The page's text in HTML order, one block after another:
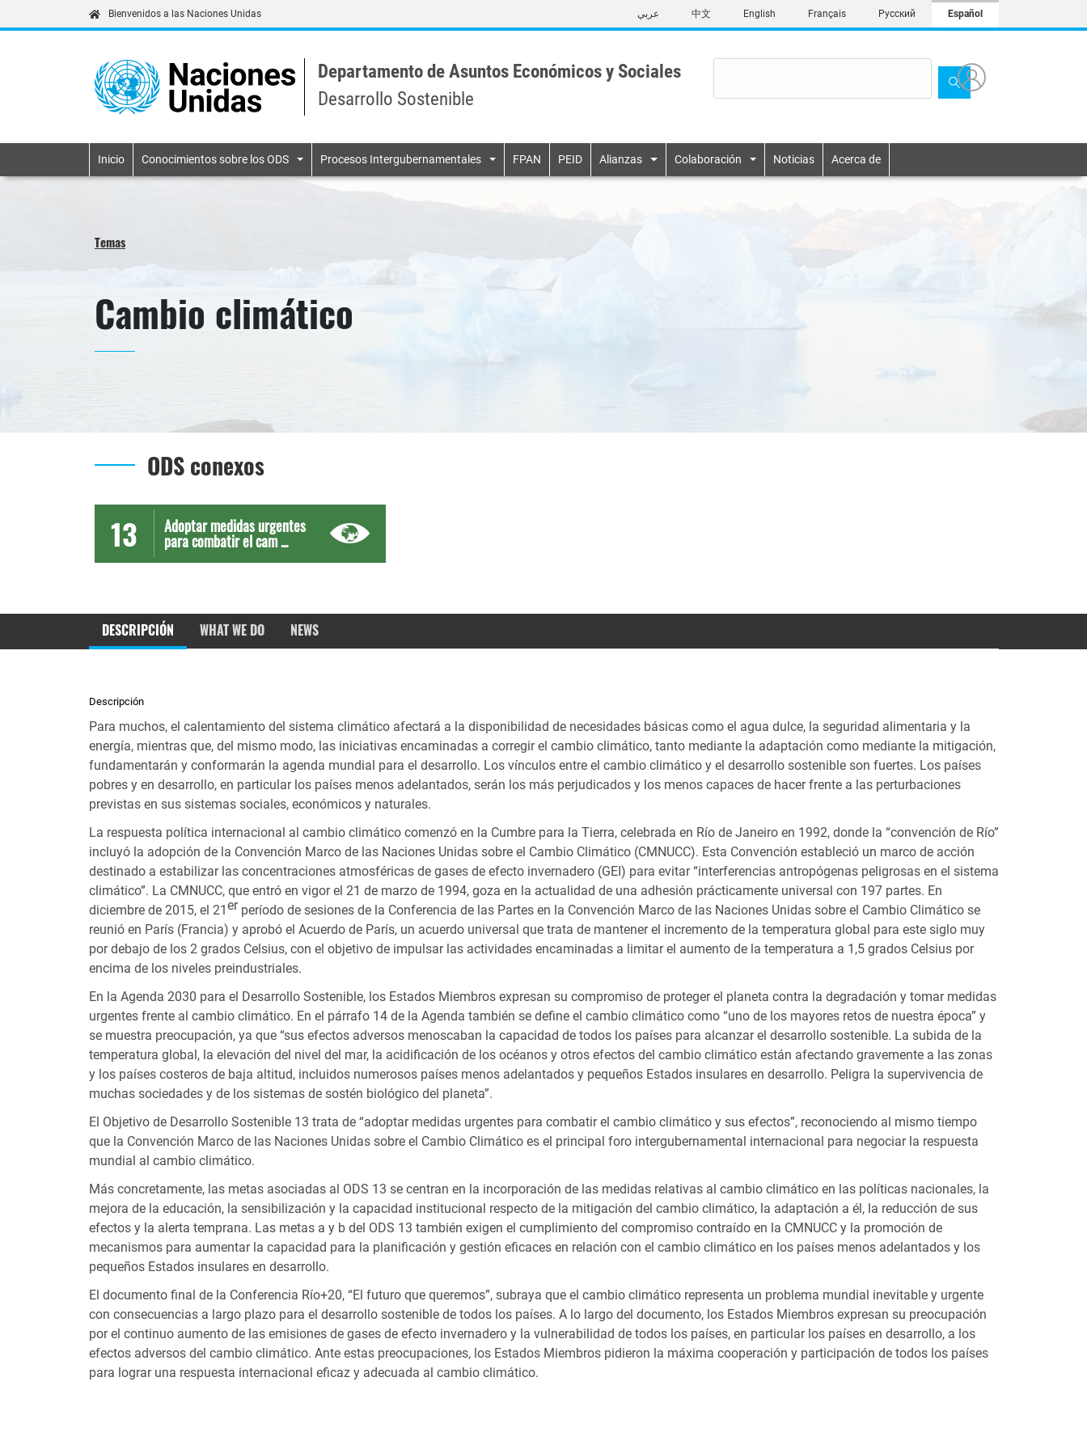
to
content
Bienvenidos a las Naciones Unidas عربي 中文 English Français Русский Español
Departamento de Asuntos Económicos y Sociales
Desarrollo Sostenible
Primary navigation
Inicio Conocimientos sobre los ODS Procesos Intergubernamentales FPAN PEID Alianzas Colaboración Noticias Acerca de
Temas
Cambio climático
ODS conexos
13 Adoptar medidas urgentes
para combatir el cam ...
DESCRIPCIÓN WHAT WE DO NEWS
Descripción
Para muchos, el calentamiento del sistema climático afectará a la disponibilidad de necesidades básicas como el agua dulce, la seguridad alimentaria y la
energía, mientras que, del mismo modo, las iniciativas encaminadas a corregir el cambio climático, tanto mediante la adaptación como mediante la mitigación,
fundamentarán y conformarán la agenda mundial para el desarrollo. Los vínculos entre el cambio climático y el desarrollo sostenible son fuertes. Los países
pobres y en desarrollo, en particular los países menos adelantados, serán los más perjudicados y los menos capaces de hacer frente a las perturbaciones
previstas en sus sistemas sociales, económicos y naturales.
La respuesta política internacional al cambio climático comenzó en la Cumbre para la Tierra, celebrada en Río de Janeiro en 1992, donde la “convención de Río”
incluyó la adopción de la Convención Marco de las Naciones Unidas sobre el Cambio Climático (CMNUCC). Esta Convención estableció un marco de acción
destinado a estabilizar las concentraciones atmosféricas de gases de efecto invernadero (GEI) para evitar “interferencias antropógenas peligrosas en el sistema
climático”. La CMNUCC, que entró en vigor el 21 de marzo de 1994, goza en la actualidad de una adhesión prácticamente universal con 197 partes. En
diciembre de 2015, el 21er período de sesiones de la Conferencia de las Partes en la Convención Marco de las Naciones Unidas sobre el Cambio Climático se
reunió en París (Francia) y aprobó el Acuerdo de París, un acuerdo universal que trata de mantener el incremento de la temperatura global para este siglo muy
por debajo de los 2 grados Celsius, con el objetivo de impulsar las actividades encaminadas a limitar el aumento de la temperatura a 1,5 grados Celsius por
encima de los niveles preindustriales.
En la Agenda 2030 para el Desarrollo Sostenible, los Estados Miembros expresan su compromiso de proteger el planeta contra la degradación y tomar medidas
urgentes frente al cambio climático. En el párrafo 14 de la Agenda también se define el cambio climático como “uno de los mayores retos de nuestra época” y
se muestra preocupación, ya que “sus efectos adversos menoscaban la capacidad de todos los países para alcanzar el desarrollo sostenible. La subida de la
temperatura global, la elevación del nivel del mar, la acidificación de los océanos y otros efectos del cambio climático están afectando gravemente a las zonas
y los países costeros de baja altitud, incluidos numerosos países menos adelantados y pequeños Estados insulares en desarrollo. Peligra la supervivencia de
muchas sociedades y de los sistemas de sostén biológico del planeta”.
El Objetivo de Desarrollo Sostenible 13 trata de “adoptar medidas urgentes para combatir el cambio climático y sus efectos”, reconociendo al mismo tiempo
que la Convención Marco de las Naciones Unidas sobre el Cambio Climático es el principal foro intergubernamental internacional para negociar la respuesta
mundial al cambio climático.
Más concretamente, las metas asociadas al ODS 13 se centran en la incorporación de las medidas relativas al cambio climático en las políticas nacionales, la
mejora de la educación, la sensibilización y la capacidad institucional respecto de la mitigación del cambio climático, la adaptación a él, la reducción de sus
efectos y la alerta temprana. Las metas a y b del ODS 13 también exigen el cumplimiento del compromiso contraído en la CMNUCC y la promoción de
mecanismos para aumentar la capacidad para la planificación y gestión eficaces en relación con el cambio climático en los países menos adelantados y los
pequeños Estados insulares en desarrollo.
El documento final de la Conferencia Río+20, “El futuro que queremos”, subraya que el cambio climático representa un problema mundial inevitable y urgente
con consecuencias a largo plazo para el desarrollo sostenible de todos los países. A lo largo del documento, los Estados Miembros expresan su preocupación
por el continuo aumento de las emisiones de gases de efecto invernadero y la vulnerabilidad de todos los países, en particular los países en desarrollo, a los
efectos adversos del cambio climático. Ante estas preocupaciones, los Estados Miembros pidieron la máxima cooperación y participación de todos los países
para lograr una respuesta internacional eficaz y adecuada al cambio climático.